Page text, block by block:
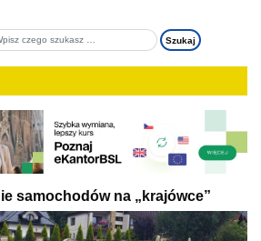
samochodów na „krajówce”